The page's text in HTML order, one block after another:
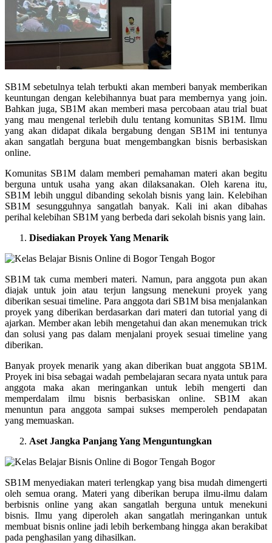
SB1M sebetulnya telah terbukti akan memberi banyak memberikan
keuntungan dengan kelebihannya buat para membernya yang join.
Bahkan juga, SB1M akan memberi masa percobaan atau trial buat
yang mau mengenal terlebih dulu tentang komunitas SB1M. Ilmu
yang akan didapat dikala bergabung dengan SB1M ini tentunya
akan sangatlah berguna buat mengembangkan bisnis berbasiskan
online.
Komunitas SB1M dalam memberi pemahaman materi akan begitu
berguna untuk usaha yang akan dilaksanakan. Oleh karena itu,
SB1M lebih unggul dibanding sekolah bisnis yang lain. Kelebihan
SB1M sesungguhnya sangatlah banyak. Kali ini akan dibahas
perihal kelebihan SB1M yang berbeda dari sekolah bisnis yang lain.
Disediakan Proyek Yang Menarik
SB1M tak cuma memberi materi. Namun, para anggota pun akan
diajak untuk join atau terjun langsung menekuni proyek yang
diberikan sesuai timeline. Para anggota dari SB1M bisa menjalankan
proyek yang diberikan berdasarkan dari materi dan tutorial yang di
ajarkan. Member akan lebih mengetahui dan akan menemukan trick
dan solusi yang pas dalam menjalani proyek sesuai timeline yang
diberikan.
Banyak proyek menarik yang akan diberikan buat anggota SB1M.
Proyek ini bisa sebagai wadah pembelajaran secara nyata untuk para
anggota maka akan meringankan untuk lebih mengerti dan
memperdalam ilmu bisnis berbasiskan online. SB1M akan
menuntun para anggota sampai sukses memperoleh pendapatan
yang memuaskan.
Aset Jangka Panjang Yang Menguntungkan
SB1M menyediakan materi terlengkap yang bisa mudah dimengerti
oleh semua orang. Materi yang diberikan berupa ilmu-ilmu dalam
berbisnis online yang akan sangatlah berguna untuk menekuni
bisnis. Ilmu yang diperoleh akan sangatlah meringankan untuk
membuat bisnis online jadi lebih berkembang hingga akan berakibat
pada penghasilan yang dihasilkan.